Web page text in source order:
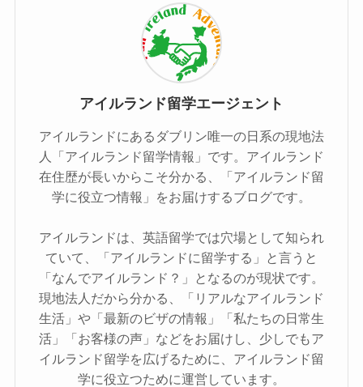
アイルランド留学エージェント
アイルランドにあるダブリン唯一の日系の現地法
人「アイルランド留学情報」です。アイルランド
在住歴が長いからこそ分かる、「アイルランド留
学に役立つ情報」をお届けするブログです。
アイルランドは、英語留学では穴場として知られ
ていて、「アイルランドに留学する」と言うと
「なんでアイルランド？」となるのが現状です。
現地法人だから分かる、「リアルなアイルランド
生活」や「最新のビザの情報」「私たちの日常生
活」「お客様の声」などをお届けし、少しでもア
イルランド留学を広げるために、アイルランド留
学に役立つために運営しています。